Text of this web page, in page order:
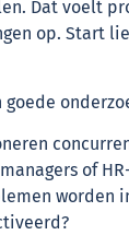
Dat voelt
op. Start
of
worden